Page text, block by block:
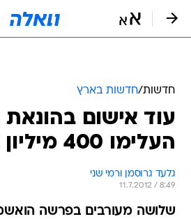
חדשות/חדשות בארץ
עוד אישום
העלימו 400 מיליון שקל
גלעד גרוסמן ורמי שני
11.7.2012 / 8:49
שלושה מעורבים בפרשה